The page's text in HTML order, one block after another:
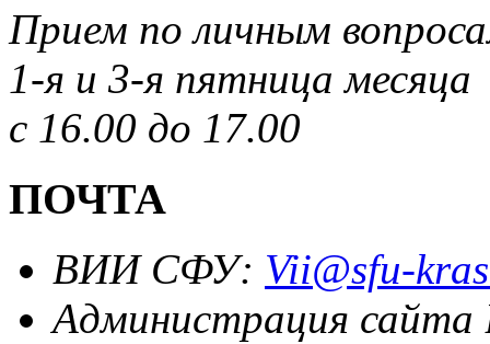
Прием по личным
1-я и 3-я пятница месяца
с 16.00 до 17.00
ПОЧТА
ВИИ СФУ: Vii@sfu-
Администрация